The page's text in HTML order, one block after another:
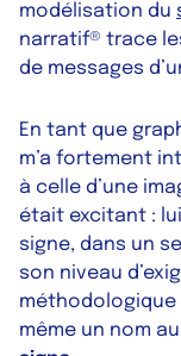
modélisation du
narratif® trace
de messages
En tant que
m’a fortement
à celle d’une
était excitant :
signe, dans un
son niveau
méthodologique
même un nom